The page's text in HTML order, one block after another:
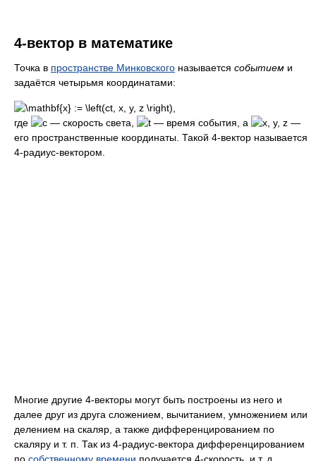
4-вектор в математике
Точка в пространстве Минковского называется событием и
задаётся четырьмя координатами:
где — скорость света, — время события, а
—
его пространственные координаты. Такой 4-вектор называется
4-радиус-вектором.
Многие другие 4-векторы могут быть построены из него и
далее друг из друга сложением, вычитанием, умножением или
делением на скаляр, а также дифференцированием по
скаляру и т. п. Так из 4-радиус-вектора дифференцированием